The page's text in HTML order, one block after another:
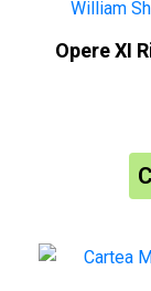
Opere XI